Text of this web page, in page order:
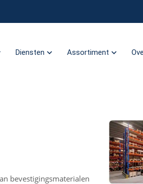
Diensten Assortiment
bevestigingsmaterialen